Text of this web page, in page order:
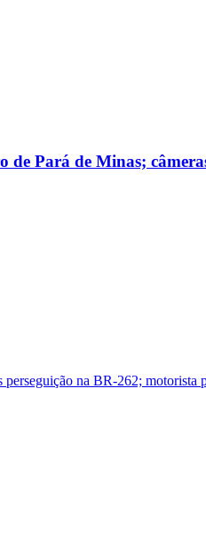
Pará de Minas;
na BR-262;